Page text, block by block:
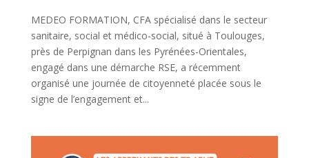
MEDEO FORMATION, CFA spécialisé dans le secteur
sanitaire, social et médico-social, situé à Toulouges,
près de Perpignan dans les Pyrénées-Orientales,
engagé dans une démarche RSE, a récemment
organisé une journée de citoyenneté placée sous le
signe de l’engagement et...